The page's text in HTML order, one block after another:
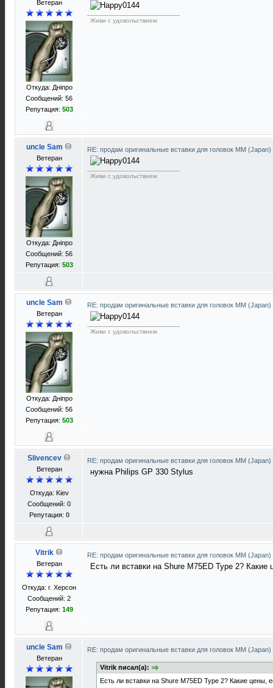
Ветеран
Откуда: Днiпро
Сообщений: 56
Репутация: 503
Живи с удовольствием
uncle Sam
Ветеран
Откуда: Днiпро
Сообщений: 56
Репутация: 503
RE: продам оригинальные вставки для головок ММ (Japan)
Живи с удовольствием
uncle Sam
Ветеран
Откуда: Днiпро
Сообщений: 56
Репутация: 503
RE: продам оригинальные вставки для головок ММ (Japan)
Живи с удовольствием
Slivencev
Ветеран
Откуда: Kiev
Сообщений: 0
Репутация: 0
RE: продам оригинальные вставки для головок ММ (Japan)
нужна Philips GP 330 Stylus
Vitrik
Ветеран
Откуда: г. Херсон
Сообщений: 2
Репутация: 149
RE: продам оригинальные вставки для головок ММ (Japan)
Есть ли вставки на Shure M75ED Type 2? Какие
uncle Sam
Ветеран
RE: продам оригинальные вставки для головок ММ (Japan)
Vitrik писал(а):
Есть ли вставки на Shure M75ED Type 2? Какие цены,